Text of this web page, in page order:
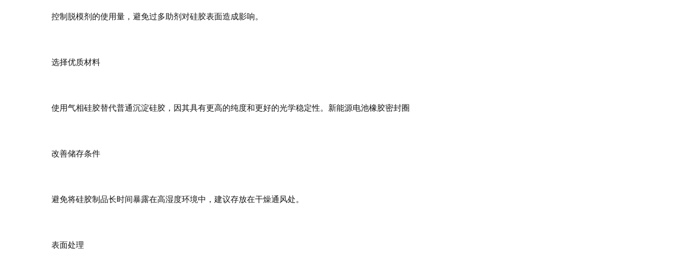
控制脱模剂的使用量，避免过多助剂对硅胶表面造成影响。
选择优质材料
使用气相硅胶替代普通沉淀硅胶，因其具有更高的纯度和更好的光学稳定性。新能源电池橡胶密封圈
改善储存条件
避免将硅胶制品长时间暴露在高湿度环境中，建议存放在干燥通风处。
表面处理